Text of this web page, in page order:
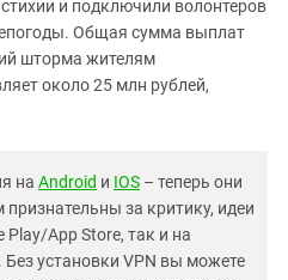
и подключили волонтеров
Общая сумма выплат
шторма жителям
около 25 млн рублей,
на Android и IOS – теперь они
за критику, идеи
Play/App Store, так и на
Без установки VPN вы можете